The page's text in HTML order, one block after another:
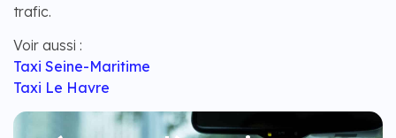
trafic.
Voir aussi :
Taxi Seine-Maritime
Taxi Le Havre